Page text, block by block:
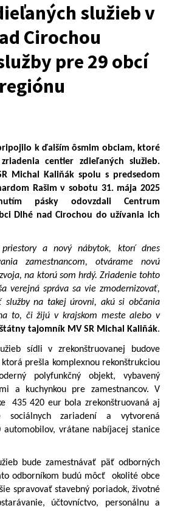
služieb v
Cirochou
pre 29 obcí
k ďalším ôsmim obciam, ktoré
centier zdieľaných služieb.
Michal Kaliňák spolu s predsedom
Rašim v sobotu 31. mája 2025
pásky odovzdali Centrum
Dlhé nad Cirochou do užívania ich
a nový nábytok, ktorí dnes
zamestnancom, otvárame novú
na ktorú som hrdý. Zriadenie tohto
verejná správa sa vie zmodernizovať,
služby na takej úrovni, akú si občania
to, či žijú v krajskom meste alebo v
štátny tajomník MV SR Michal Kaliňák.
sídli v zrekonštruovanej budove
ktorá prešla komplexnou rekonštrukciou
polyfunkčný objekt, vybavený
a kuchynkou pre zamestnancov. V
435 420 eurbola zrekonštruovaná aj
sociálnych zariadení a vytvorená
automobilov, vrátane nabíjacej stanice
bude zamestnávať päť odborných
odborníkom budú môcť
okolité obce
spravovať stavebný poriadok, životné
účtovníctvo, personálnu a